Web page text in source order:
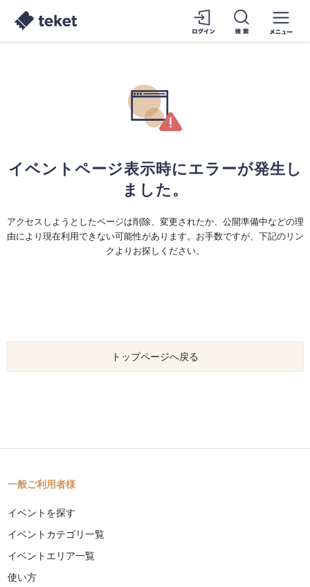
イベントページ表示時にエラーが発生し
ました。
アクセスしようとしたページは削除、変更されたか、公開準備中などの理
由により現在利用できない可能性があります。お手数ですが、下記のリン
クよりお探しください。
トップページへ戻る
一般ご利用者様
イベントを探す
イベントカテゴリ一覧
イベントエリア一覧
使い方